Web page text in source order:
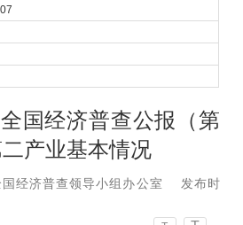
国经济普查公报（第
产业基本情况
经济普查领导小组办公室
发布时